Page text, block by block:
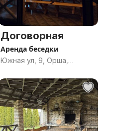
Договорная
Аренда беседки
Южная ул, 9, Орша,
Витебская область